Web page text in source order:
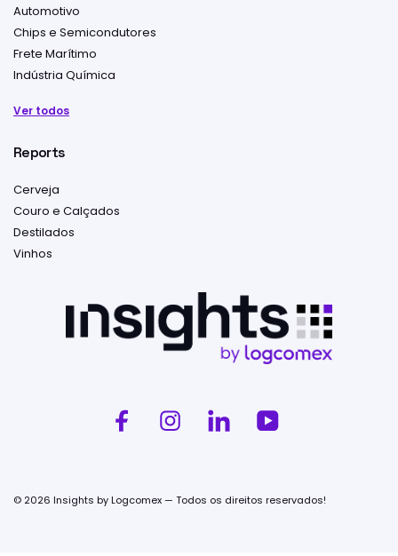
Automotivo
Chips e Semicondutores
Frete Marítimo
Indústria Química
Ver todos
Reports
Cerveja
Couro e Calçados
Destilados
Vinhos
© 2026 Insights by Logcomex — Todos os direitos reservados!